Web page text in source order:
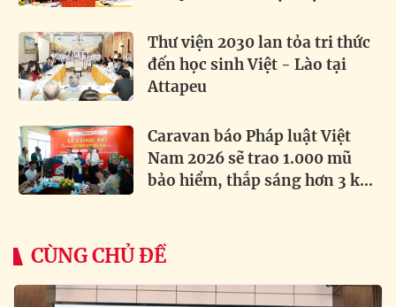
Thư viện 2030 lan tỏa tri thức
đến học sinh Việt - Lào tại
Attapeu
Caravan báo Pháp luật Việt
Nam 2026 sẽ trao 1.000 mũ
bảo hiểm, thắp sáng hơn 3 km
CÙNG CHỦ ĐỀ